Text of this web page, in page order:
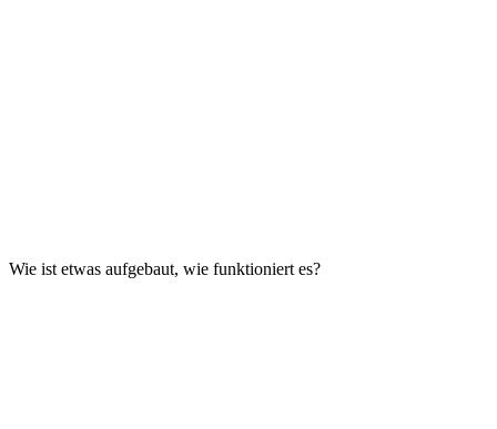
Wie ist etwas aufgebaut, wie funktioniert es?